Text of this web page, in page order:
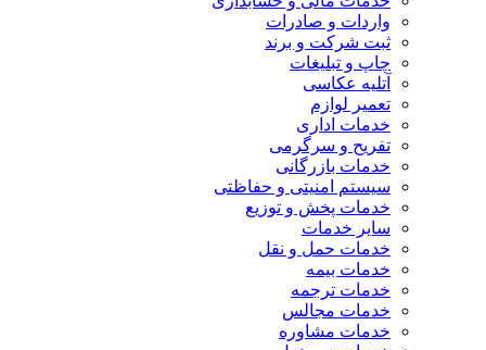
واردات و صادرات
ثبت شرکت و برند
چاپ و تبلیغات
آتلیه عکاسی
تعمیر لوازم
خدمات اداری
تفریح و سرگرمی
خدمات بازرگانی
سیستم امنیتی و حفاظتی
خدمات پخش و توزیع
سایر خدمات
خدمات حمل و نقل
خدمات بیمه
خدمات ترجمه
خدمات مجالس
خدمات مشاوره